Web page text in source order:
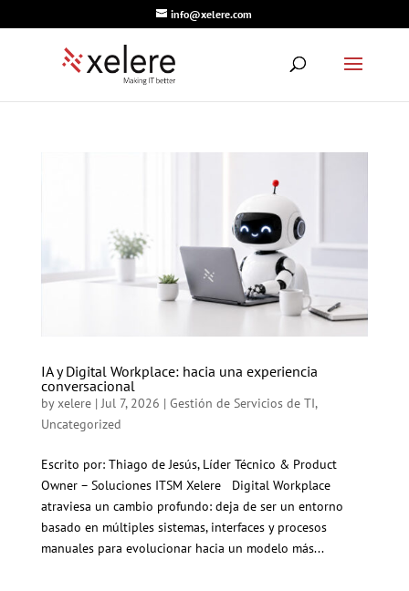
info@xelere.com
IA y Digital Workplace: hacia una experiencia
conversacional
by xelere| Jul 7, 2026 | Gestión de Servicios de TI,
Uncategorized
Escrito por: Thiago de Jesús, Líder Técnico & Product
Owner – Soluciones ITSM Xelere Digital Workplace
atraviesa un cambio profundo: deja de ser un entorno
basado en múltiples sistemas, interfaces y procesos
manuales para evolucionar hacia un modelo más...